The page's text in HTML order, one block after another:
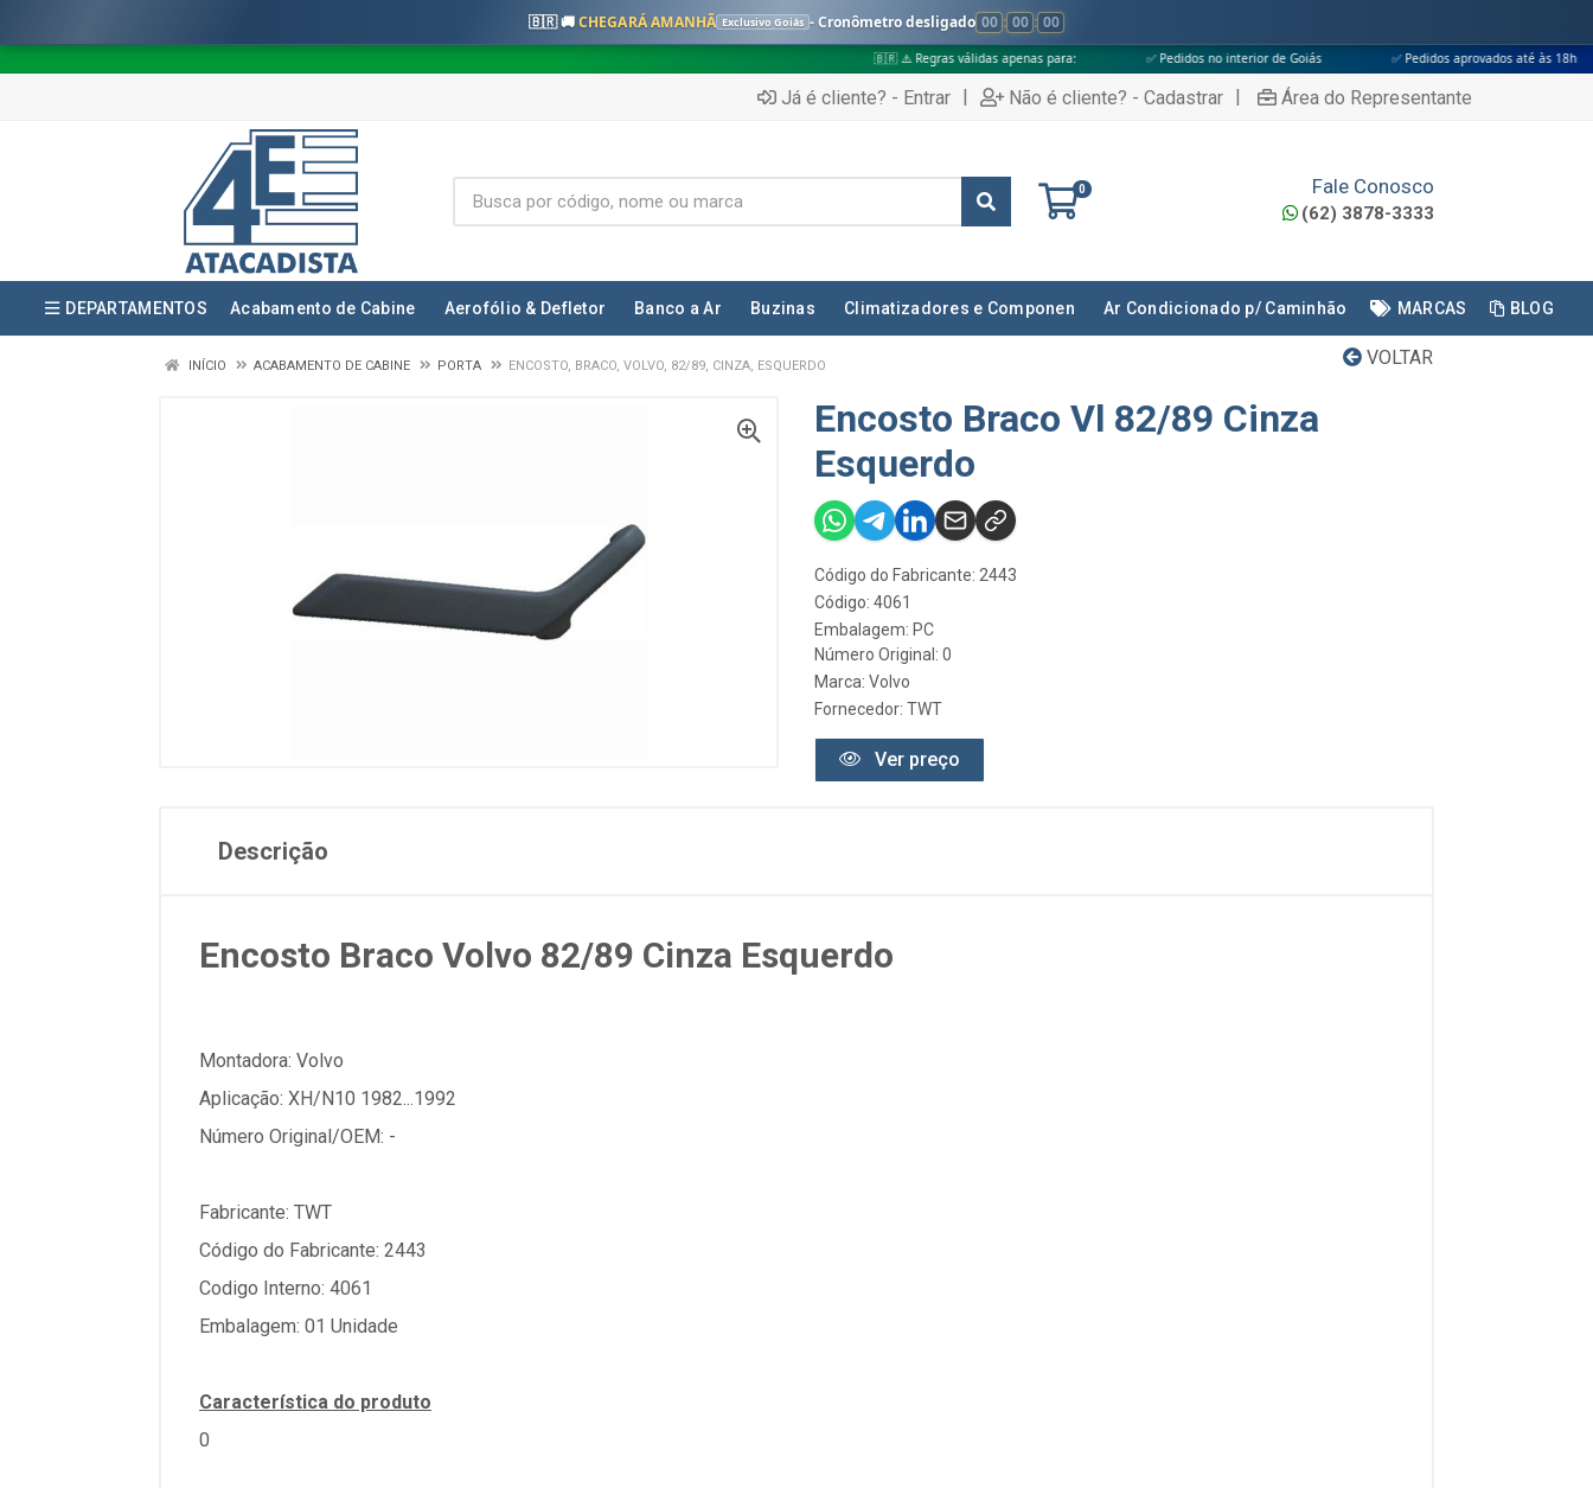
🇧🇷 🚚CHEGARÁ AMANHÃ Exclusivo Goiás - Cronômetro desligado 00 : 00 : 00
🇧🇷 ⚠️ Regras válidas apenas para: ✅ Pedidos no interior de Goiás ✅ Pedidos aprovados até às 18h ✅
Já é cliente? - Entrar | Não é cliente? - Cadastrar | Área do Representante
0 Fale Conosco
(62) 3878-3333
DEPARTAMENTOS Acabamento de Cabine Aerofólio & Defletor Banco a Ar Buzinas Climatizadores e Componen Ar Condicionado p/ Caminhão MARCAS BLOG
VOLTAR
INÍCIO ACABAMENTO DE CABINE PORTA ENCOSTO, BRACO, VOLVO, 82/89, CINZA, ESQUERDO
Encosto Braco Vl 82/89 Cinza
Esquerdo
Código do Fabricante: 2443
Código: 4061
Embalagem: PC
Número Original: 0
Marca: Volvo
Fornecedor: TWT
Ver preço
Descrição
Encosto Braco Volvo 82/89 Cinza Esquerdo
Montadora: Volvo
Aplicação: XH/N10 1982...1992
Número Original/OEM: -
Fabricante: TWT
Código do Fabricante: 2443
Codigo Interno: 4061
Embalagem: 01 Unidade
Característica do produto
0